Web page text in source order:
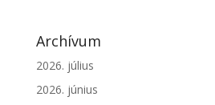
Archívum
2026. július
2026. június